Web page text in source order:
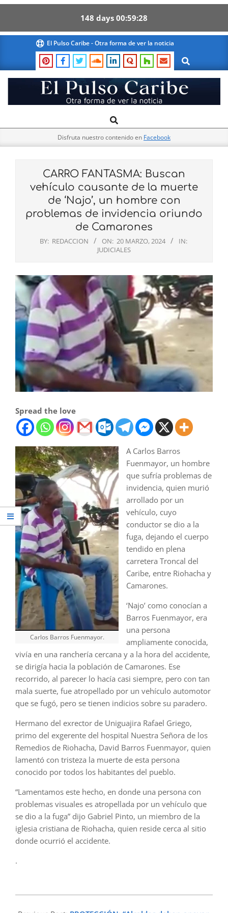
148 days 00 59 27
content
El Pulso Caribe - Otra forma de ver la noticia
Search
El
Pulso
Navigation
Search
Disfruta nuestro contenido en Facebook
CARRO FANTASMA: Buscan
vehículo causante de la muerte
de ‘Najo’, un hombre con
problemas de invidencia oriundo
de Camarones
BY: REDACCION ON: 20 MARZO, 2024
IN:
JUDICIALES
Spread the love
Carlos Barros Fuenmayor.
A Carlos Barros
Fuenmayor, un hombre
que sufría problemas de
invidencia, quien murió
arrollado por un
vehículo, cuyo
conductor se dio a la
fuga, dejando el cuerpo
tendido en plena
carretera Troncal del
Caribe, entre Riohacha y
Camarones.
‘Najo’ como conocían a
Barros Fuenmayor, era
una persona
ampliamente conocida,
vivía en una ranchería cercana y a la hora del accidente,
se dirigía hacia la población de Camarones. Ese
recorrido, al parecer lo hacía casi siempre, pero con tan
mala suerte, fue atropellado por un vehículo automotor
que se fugó, pero se tienen indicios sobre su paradero.
Hermano del exrector de Uniguajira Rafael Griego,
primo del exgerente del hospital Nuestra Señora de los
Remedios de Riohacha, David Barros Fuenmayor, quien
lamentó con tristeza la muerte de esta persona
conocido por todos los habitantes del pueblo.
“Lamentamos este hecho, en donde una persona con
problemas visuales es atropellada por un vehículo que
se dio a la fuga” dijo Gabriel Pinto, un miembro de la
iglesia cristiana de Riohacha, quien reside cerca al sitio
donde ocurrió el accidente.
.